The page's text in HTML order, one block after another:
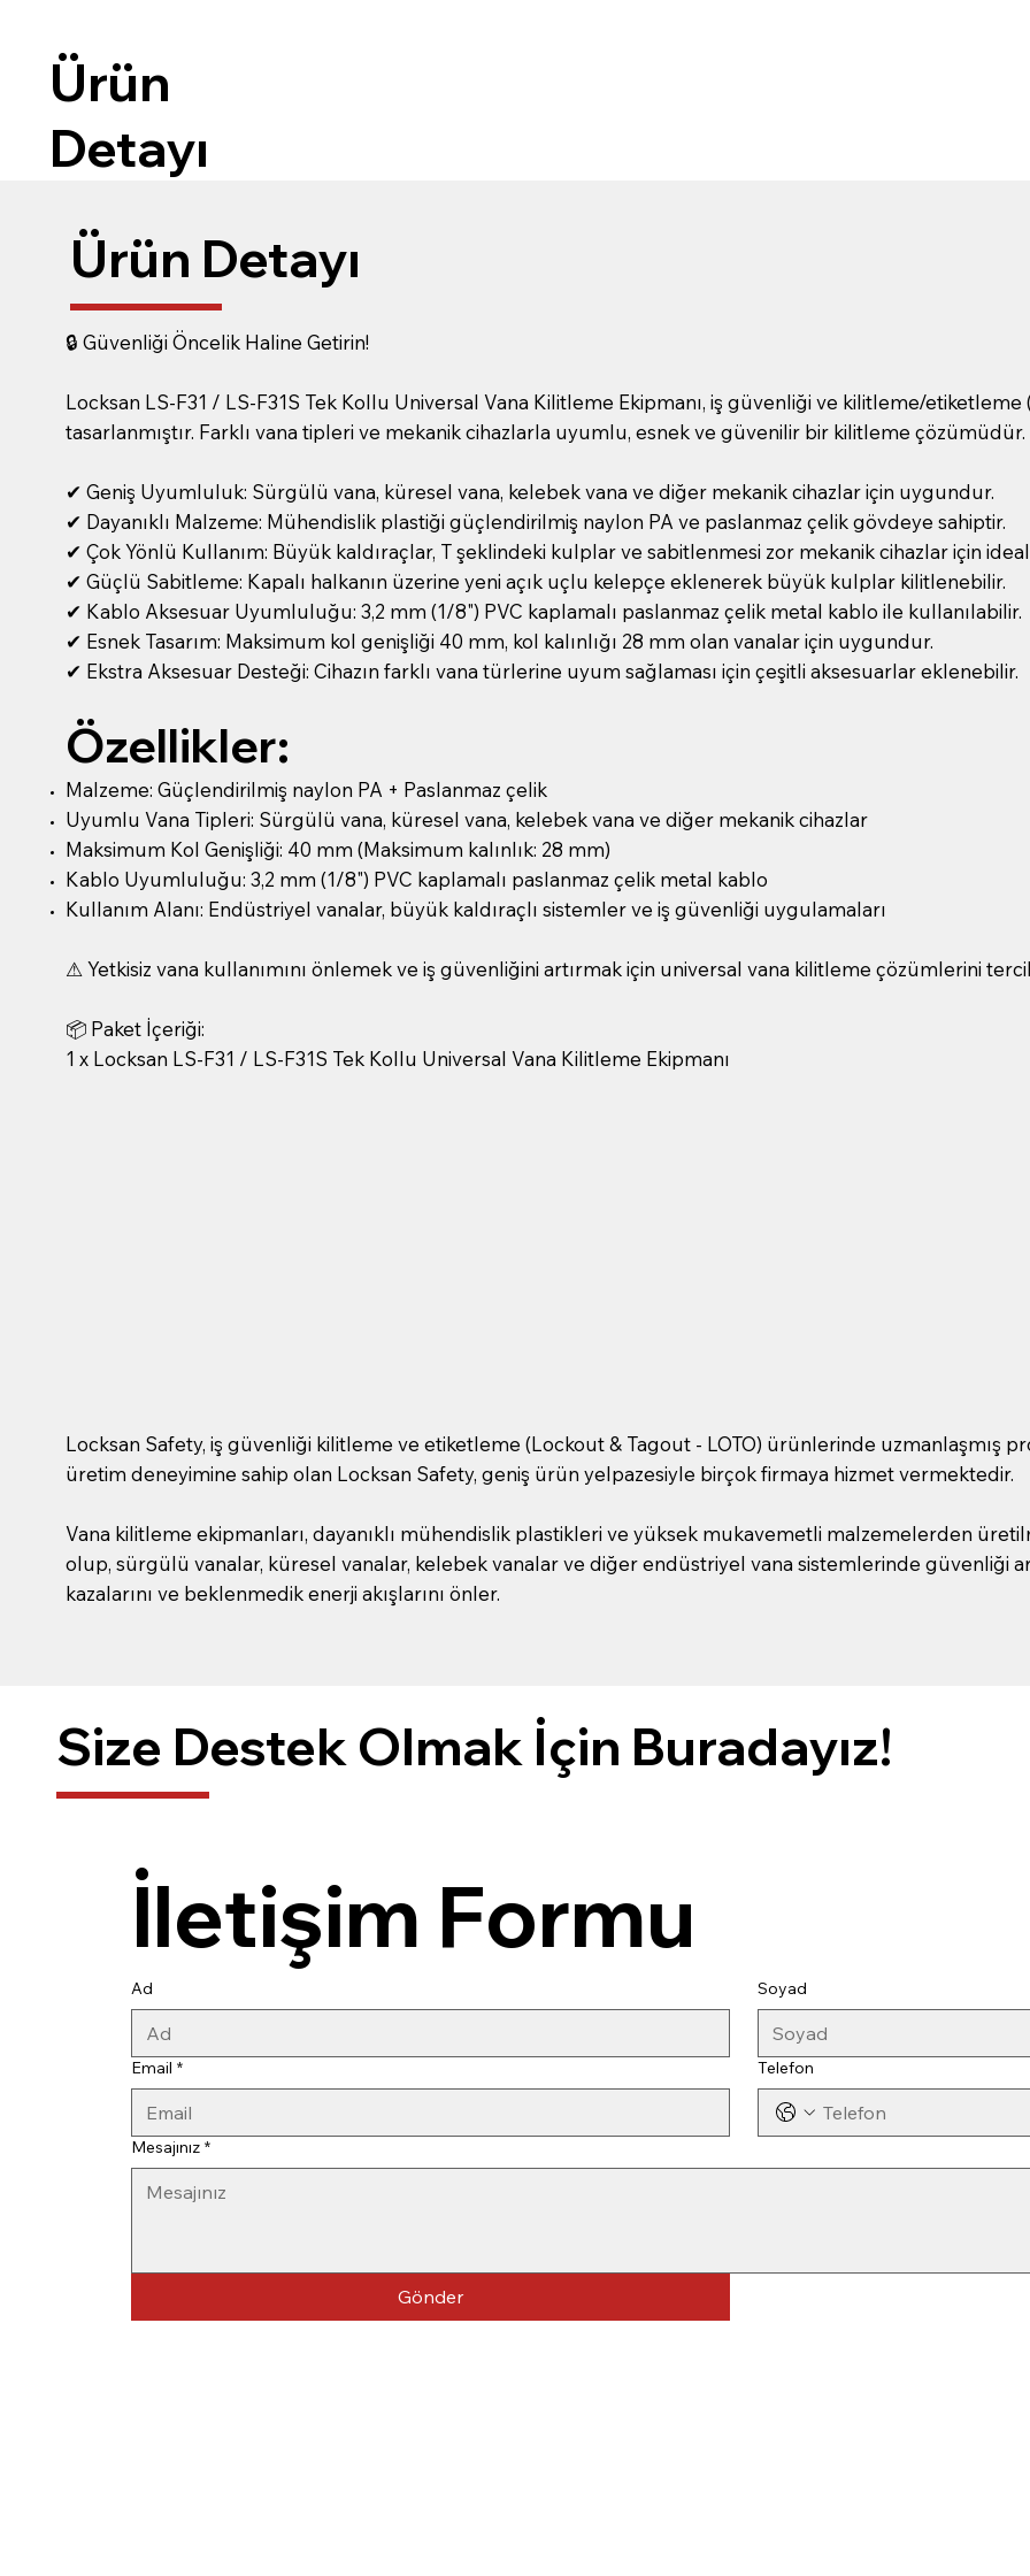
Ürün
Detayı
🔒 Güvenliği Öncelik Haline Getirin!
Locksan LS-F31 / LS-F31S Tek Kollu Universal Vana Kilitleme Ekipmanı, iş güvenliği ve kilitleme/
tasarlanmıştır. Farklı vana tipleri ve mekanik cihazlarla uyumlu, esnek ve güvenilir bir kilitleme çözümüdür.
✔ Geniş Uyumluluk: Sürgülü vana, küresel vana, kelebek vana ve diğer mekanik cihazlar için uygundur.
✔ Dayanıklı Malzeme: Mühendislik plastiği güçlendirilmiş naylon PA ve paslanmaz çelik gövdeye sahiptir.
✔ Çok Yönlü Kullanım: Büyük kaldıraçlar, T şeklindeki kulplar ve sabitlenmesi zor mekanik cihazlar için
✔ Güçlü Sabitleme: Kapalı halkanın üzerine yeni açık uçlu kelepçe eklenerek büyük kulplar kilitlenebilir.
✔ Kablo Aksesuar Uyumluluğu: 3,2 mm (1/8") PVC kaplamalı paslanmaz çelik metal kablo ile kullanılabilir.
✔ Esnek Tasarım: Maksimum kol genişliği 40 mm, kol kalınlığı 28 mm olan vanalar için uygundur.
✔ Ekstra Aksesuar Desteği: Cihazın farklı vana türlerine uyum sağlaması için çeşitli aksesuarlar eklenebilir.
Özellikler:
Malzeme: Güçlendirilmiş naylon PA + Paslanmaz çelik
Uyumlu Vana Tipleri: Sürgülü vana, küresel vana, kelebek vana ve diğer mekanik cihazlar
Maksimum Kol Genişliği: 40 mm (Maksimum kalınlık: 28 mm)
Kablo Uyumluluğu: 3,2 mm (1/8") PVC kaplamalı paslanmaz çelik metal kablo
Kullanım Alanı: Endüstriyel vanalar, büyük kaldıraçlı sistemler ve iş güvenliği uygulamaları
⚠ Yetkisiz vana kullanımını önlemek ve iş güvenliğini artırmak için universal vana kilitleme çözümlerini
📦 Paket İçeriği:
1 x Locksan LS-F31 / LS-F31S Tek Kollu Universal Vana Kilitleme Ekipmanı
Ürün Detayı
Locksan Safety, iş güvenliği kilitleme ve etiketleme (Lockout & Tagout - LOTO) ürünlerinde uzmanlaşmış
üretim deneyimine sahip olan Locksan Safety, geniş ürün yelpazesiyle birçok firmaya hizmet vermektedir.
Vana kilitleme ekipmanları, dayanıklı mühendislik plastikleri ve yüksek mukavemetli malzemelerden
olup, sürgülü vanalar, küresel vanalar, kelebek vanalar ve diğer endüstriyel vana sistemlerinde güvenliği
kazalarını ve beklenmedik enerji akışlarını önler.
Size Destek Olmak İçin Buradayız!
İletişim Formu
Ad Soyad
Email * Telefon
Mesajınız *
Gönder